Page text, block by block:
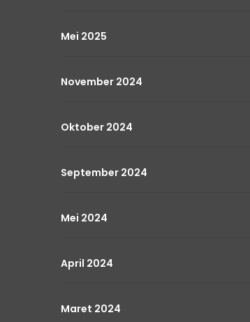
Mei 2025
November 2024
Oktober 2024
September 2024
Mei 2024
April 2024
Maret 2024